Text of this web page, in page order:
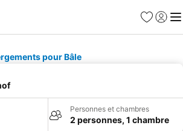
Favoris
Se
pour Bâle
Personnes et chambres
2 personnes, 1 chambre